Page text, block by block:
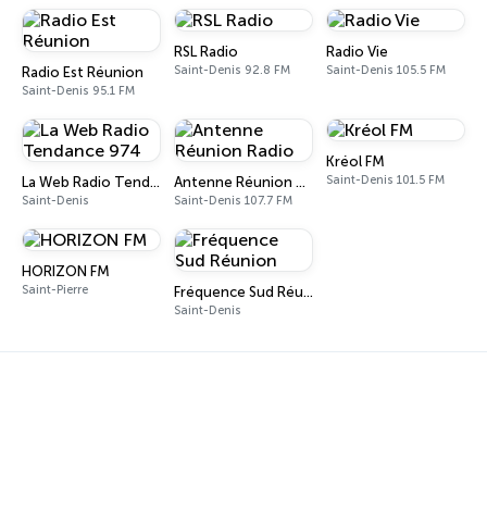
Radio Est Réunion
Saint-Denis 95.1 FM
RSL Radio
Saint-Denis 92.8 FM
Radio Vie
Saint-Denis 105.5 FM
La Web Radio Tendance 974
Saint-Denis
Antenne Réunion Radio
Saint-Denis 107.7 FM
Kréol FM
Saint-Denis 101.5 FM
HORIZON FM
Saint-Pierre Fréquence Sud Réunion
Saint-Denis